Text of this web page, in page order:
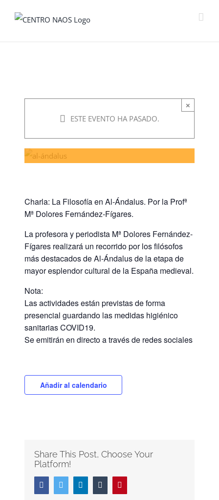
×
ESTE EVENTO HA PASADO.
Charla: La Filosofía
mayo 20, 2021 @ 7:30
pm-8:30 pm
Charla: La Filosofía en Al-Ándalus. Por la Profª
Mª Dolores Fernández-Fígares.
La profesora y periodista Mª Dolores Fernández-
Fígares realizará un recorrido por los filósofos
más destacados de Al-Ándalus de la etapa de
mayor esplendor cultural de la España medieval.
Nota:
Las actividades están previstas de forma
presencial guardando las medidas higiénico
sanitarias COVID19.
Se emitirán en directo a través de redes sociales
Añadir al calendario
Share This Post, Choose Your
Platform!
FacebookTwitter LinkedInTumblr